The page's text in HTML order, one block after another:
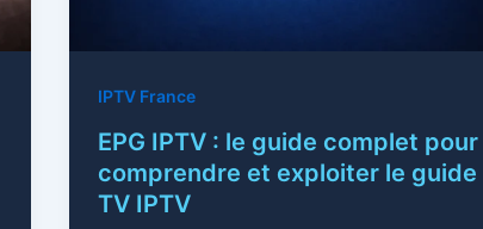
IPTV France
EPG IPTV : le guide complet pour
comprendre et exploiter le guide
TV IPTV